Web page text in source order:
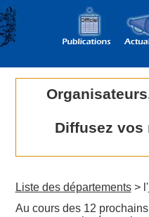
Diffusez vos
Liste des départements> l'
Au cours des 12